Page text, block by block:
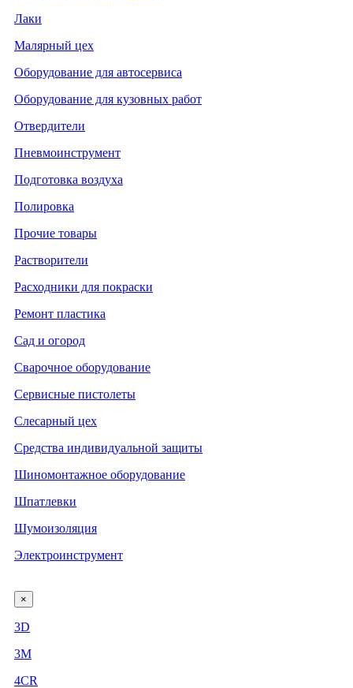
Лаки
Малярный цех
Оборудование для автосервиса
Оборудование для кузовных работ
Отвердители
Пневмоинструмент
Подготовка воздуха
Полировка
Прочие товары
Растворители
Расходники для покраски
Ремонт пластика
Сад и огород
Сварочное оборудование
Сервисные пистолеты
Слесарный цех
Средства индивидуальной защиты
Шиномонтажное оборудование
Шпатлевки
Шумоизоляция
Электроинструмент
×
3D
3М
4CR